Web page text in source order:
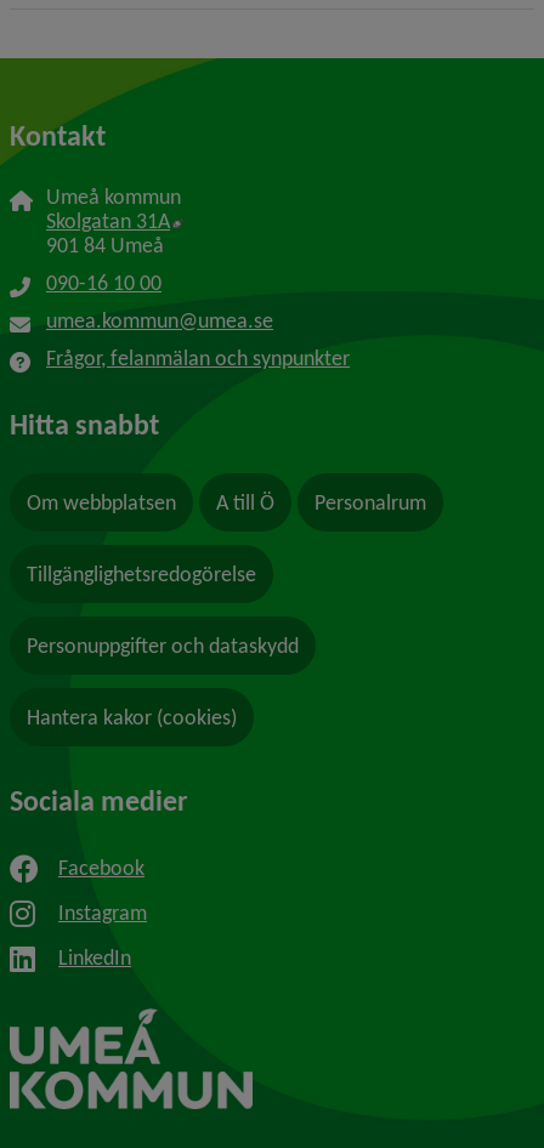
Kontakt
Umeå kommun
Skolgatan 31A Länk till annan webbplats, öppnas i nytt
901 84 Umeå
090-16 10 00
umea.kommun@umea.se
Frågor, felanmälan och synpunkter
Hitta snabbt
Om webbplatsen A till Ö Personalrum
Tillgänglighetsredogörelse
Personuppgifter och dataskydd
Hantera kakor (cookies)
Sociala medier
Facebook
Instagram
LinkedIn